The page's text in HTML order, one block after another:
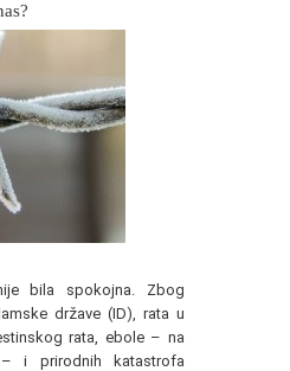
bila spokojna. Zbog
države (ID), rata u
rata, ebole – na
i prirodnih katastrofa